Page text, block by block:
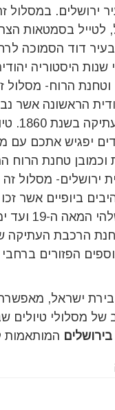
ירושלים. במסלול
לטייל בסמטאות
דוד הסמוכה
היסטוריה
וטחנת הרוח- מסלול
הראשונה אשר
לחומות
יפגיש אתכם עם
וכמובן טחנת הרוח
ירושלים- מסלול
ביופיים אשר זכו
מיום בנייתם
הרכבת העתיקה
הפזורים
בירת ישראל,
של מסלולי
בירושלים